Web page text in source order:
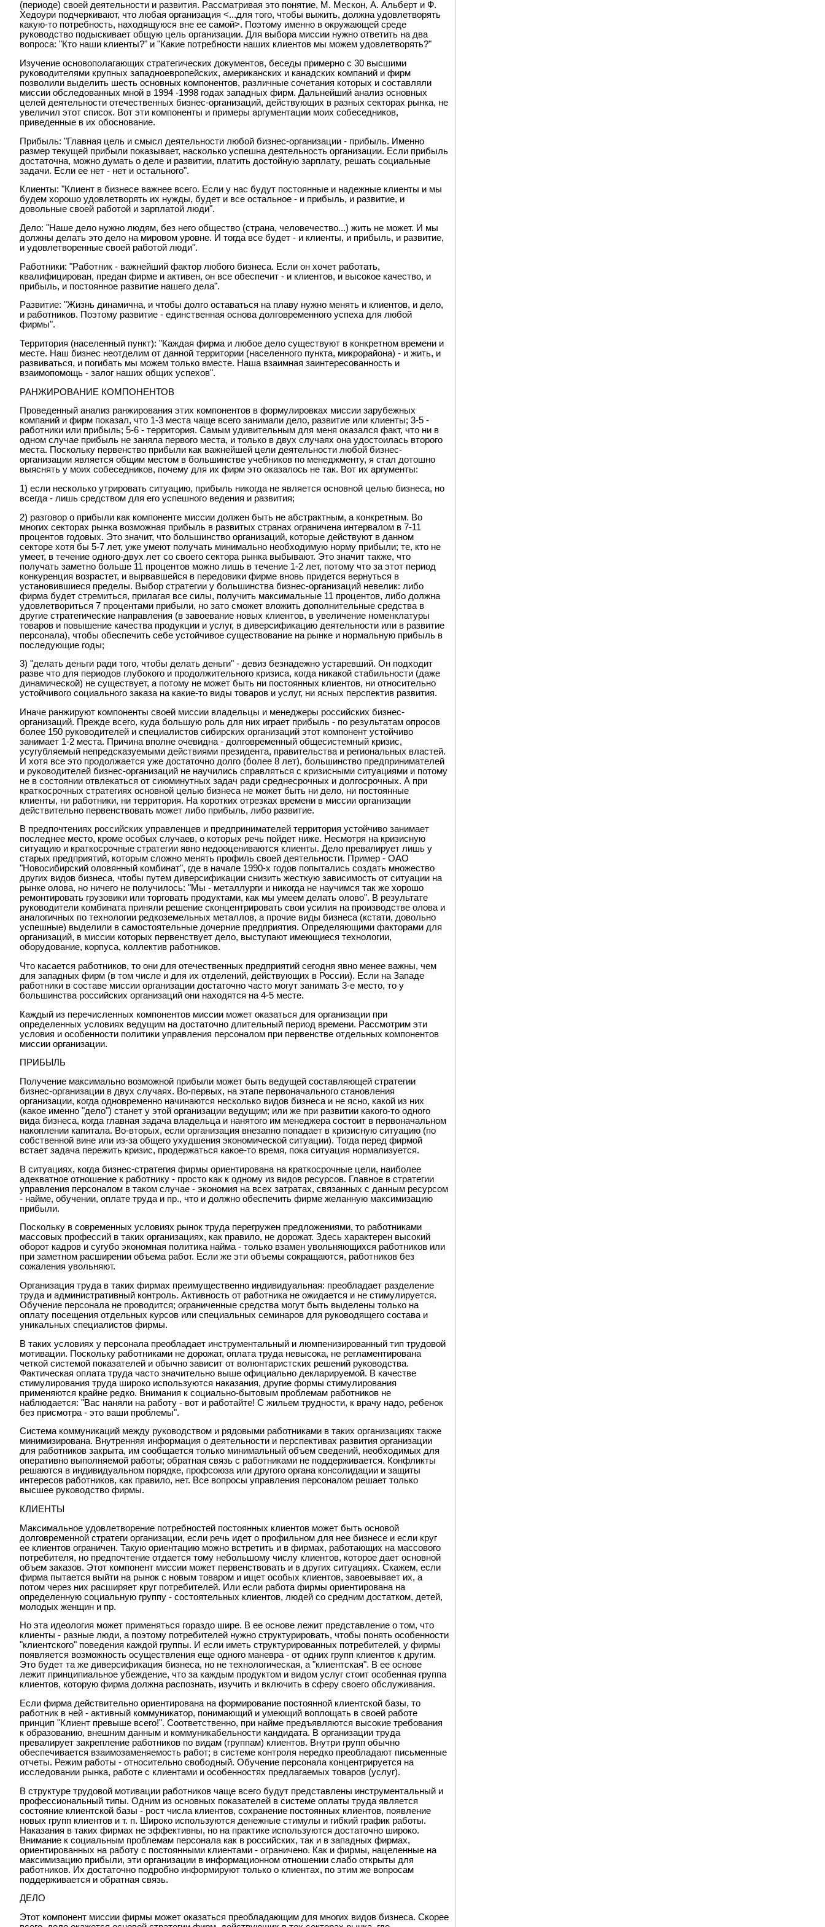
(периоде) своей деятельности и развития. Рассматривая это понятие, М. Мескон, А. Альберт и Ф.
Хедоури подчеркивают, что любая организация <...для того, чтобы выжить, должна удовлетворять
какую-то потребность, находящуюся вне ее самой>. Поэтому именно в окружающей среде
руководство подыскивает общую цель организации. Для выбора миссии нужно ответить на два
вопроса: "Кто наши клиенты?" и "Какие потребности наших клиентов мы можем удовлетворять?"
Изучение основополагающих стратегических документов, беседы примерно с 30 высшими
руководителями крупных западноевропейских, американских и канадских компаний и фирм
позволили выделить шесть основных компонентов, различные сочетания которых и составляли
миссии обследованных мной в 1994 -1998 годах западных фирм. Дальнейший анализ основных
целей деятельности отечественных бизнес-организаций, действующих в разных секторах рынка, не
увеличил этот список. Вот эти компоненты и примеры аргументации моих собеседников,
приведенные в их обоснование.
Прибыль: "Главная цель и смысл деятельности любой бизнес-организации - прибыль. Именно
размер текущей прибыли показывает, насколько успешна деятельность организации. Если прибыль
достаточна, можно думать о деле и развитии, платить достойную зарплату, решать социальные
задачи. Если ее нет - нет и остального".
Клиенты: "Клиент в бизнесе важнее всего. Если у нас будут постоянные и надежные клиенты и мы
будем хорошо удовлетворять их нужды, будет и все остальное - и прибыль, и развитие, и
довольные своей работой и зарплатой люди".
Дело: "Наше дело нужно людям, без него общество (страна, человечество...) жить не может. И мы
должны делать это дело на мировом уровне. И тогда все будет - и клиенты, и прибыль, и развитие,
и удовлетворенные своей работой люди".
Работники: "Работник - важнейший фактор любого бизнеса. Если он хочет работать,
квалифицирован, предан фирме и активен, он все обеспечит - и клиентов, и высокое качество, и
прибыль, и постоянное развитие нашего дела".
Развитие: "Жизнь динамична, и чтобы долго оставаться на плаву нужно менять и клиентов, и дело,
и работников. Поэтому развитие - единственная основа долговременного успеха для любой
фирмы".
Территория (населенный пункт): "Каждая фирма и любое дело существуют в конкретном времени и
месте. Наш бизнес неотделим от данной территории (населенного пункта, микрорайона) - и жить, и
развиваться, и погибать мы можем только вместе. Наша взаимная заинтересованность и
взаимопомощь - залог наших общих успехов".
РАНЖИРОВАНИЕ КОМПОНЕНТОВ
Проведенный анализ ранжирования этих компонентов в формулировках миссии зарубежных
компаний и фирм показал, что 1-3 места чаще всего занимали дело, развитие или клиенты; 3-5 -
работники или прибыль; 5-6 - территория. Самым удивительным для меня оказался факт, что ни в
одном случае прибыль не заняла первого места, и только в двух случаях она удостоилась второго
места. Поскольку первенство прибыли как важнейшей цели деятельности любой бизнес-
организации является общим местом в большинстве учебников по менеджменту, я стал дотошно
выяснять у моих собеседников, почему для их фирм это оказалось не так. Вот их аргументы:
1) если несколько утрировать ситуацию, прибыль никогда не является основной целью бизнеса, но
всегда - лишь средством для его успешного ведения и развития;
2) разговор о прибыли как компоненте миссии должен быть не абстрактным, а конкретным. Во
многих секторах рынка возможная прибыль в развитых странах ограничена интервалом в 7-11
процентов годовых. Это значит, что большинство организаций, которые действуют в данном
секторе хотя бы 5-7 лет, уже умеют получать минимально необходимую норму прибыли; те, кто не
умеет, в течение одного-двух лет со своего сектора рынка выбывают. Это значит также, что
получать заметно больше 11 процентов можно лишь в течение 1-2 лет, потому что за этот период
конкуренция возрастет, и вырвавшейся в передовики фирме вновь придется вернуться в
установившиеся пределы. Выбор стратегии у большинства бизнес-организаций невелик: либо
фирма будет стремиться, прилагая все силы, получить максимальные 11 процентов, либо должна
удовлетвориться 7 процентами прибыли, но зато сможет вложить дополнительные средства в
другие стратегические направления (в завоевание новых клиентов, в увеличение номенклатуры
товаров и повышение качества продукции и услуг, в диверсификацию деятельности или в развитие
персонала), чтобы обеспечить себе устойчивое существование на рынке и нормальную прибыль в
последующие годы;
3) "делать деньги ради того, чтобы делать деньги" - девиз безнадежно устаревший. Он подходит
разве что для периодов глубокого и продолжительного кризиса, когда никакой стабильности (даже
динамической) не существует, а потому не может быть ни постоянных клиентов, ни относительно
устойчивого социального заказа на какие-то виды товаров и услуг, ни ясных перспектив развития.
Иначе ранжируют компоненты своей миссии владельцы и менеджеры российских бизнес-
организаций. Прежде всего, куда большую роль для них играет прибыль - по результатам опросов
более 150 руководителей и специалистов сибирских организаций этот компонент устойчиво
занимает 1-2 места. Причина вполне очевидна - долговременный общесистемный кризис,
усугубляемый непредсказуемыми действиями президента, правительства и региональных властей.
И хотя все это продолжается уже достаточно долго (более 8 лет), большинство предпринимателей
и руководителей бизнес-организаций не научились справляться с кризисными ситуациями и потому
не в состоянии отвлекаться от сиюминутных задач ради среднесрочных и долгосрочных. А при
краткосрочных стратегиях основной целью бизнеса не может быть ни дело, ни постоянные
клиенты, ни работники, ни территория. На коротких отрезках времени в миссии организации
действительно первенствовать может либо прибыль, либо развитие.
В предпочтениях российских управленцев и предпринимателей территория устойчиво занимает
последнее место, кроме особых случаев, о которых речь пойдет ниже. Несмотря на кризисную
ситуацию и краткосрочные стратегии явно недооцениваются клиенты. Дело превалирует лишь у
старых предприятий, которым сложно менять профиль своей деятельности. Пример - ОАО
"Новосибирский оловянный комбинат", где в начале 1990-х годов попытались создать множество
других видов бизнеса, чтобы путем диверсификации снизить жесткую зависимость от ситуации на
рынке олова, но ничего не получилось: "Мы - металлурги и никогда не научимся так же хорошо
ремонтировать грузовики или торговать продуктами, как мы умеем делать олово". В результате
руководители комбината приняли решение сконцентрировать свои усилия на производстве олова и
аналогичных по технологии редкоземельных металлов, а прочие виды бизнеса (кстати, довольно
успешные) выделили в самостоятельные дочерние предприятия. Определяющими факторами для
организаций, в миссии которых первенствует дело, выступают имеющиеся технологии,
оборудование, корпуса, коллектив работников.
Что касается работников, то они для отечественных предприятий сегодня явно менее важны, чем
для западных фирм (в том числе и для их отделений, действующих в России). Если на Западе
работники в составе миссии организации достаточно часто могут занимать 3-е место, то у
большинства российских организаций они находятся на 4-5 месте.
Каждый из перечисленных компонентов миссии может оказаться для организации при
определенных условиях ведущим на достаточно длительный период времени. Рассмотрим эти
условия и особенности политики управления персоналом при первенстве отдельных компонентов
миссии организации.
ПРИБЫЛЬ
Получение максимально возможной прибыли может быть ведущей составляющей стратегии
бизнес-организации в двух случаях. Во-первых, на этапе первоначального становления
организации, когда одновременно начинаются несколько видов бизнеса и не ясно, какой из них
(какое именно "дело") станет у этой организации ведущим; или же при развитии какого-то одного
вида бизнеса, когда главная задача владельца и нанятого им менеджера состоит в первоначальном
накоплении капитала. Во-вторых, если организация внезапно попадает в кризисную ситуацию (по
собственной вине или из-за общего ухудшения экономической ситуации). Тогда перед фирмой
встает задача пережить кризис, продержаться какое-то время, пока ситуация нормализуется.
В ситуациях, когда бизнес-стратегия фирмы ориентирована на краткосрочные цели, наиболее
адекватное отношение к работнику - просто как к одному из видов ресурсов. Главное в стратегии
управления персоналом в таком случае - экономия на всех затратах, связанных с данным ресурсом
- найме, обучении, оплате труда и пр., что и должно обеспечить фирме желанную максимизацию
прибыли.
Поскольку в современных условиях рынок труда перегружен предложениями, то работниками
массовых профессий в таких организациях, как правило, не дорожат. Здесь характерен высокий
оборот кадров и сугубо экономная политика найма - только взамен увольняющихся работников или
при заметном расширении объема работ. Если же эти объемы сокращаются, работников без
сожаления увольняют.
Организация труда в таких фирмах преимущественно индивидуальная: преобладает разделение
труда и административный контроль. Активность от работника не ожидается и не стимулируется.
Обучение персонала не проводится; ограниченные средства могут быть выделены только на
оплату посещения отдельных курсов или специальных семинаров для руководящего состава и
уникальных специалистов фирмы.
В таких условиях у персонала преобладает инструментальный и люмпенизированный тип трудовой
мотивации. Поскольку работниками не дорожат, оплата труда невысока, не регламентирована
четкой системой показателей и обычно зависит от волюнтаристских решений руководства.
Фактическая оплата труда часто значительно выше официально декларируемой. В качестве
стимулирования труда широко используются наказания, другие формы стимулирования
применяются крайне редко. Внимания к социально-бытовым проблемам работников не
наблюдается: "Вас наняли на работу - вот и работайте! С жильем трудности, к врачу надо, ребенок
без присмотра - это ваши проблемы".
Система коммуникаций между руководством и рядовыми работниками в таких организациях также
минимизирована. Внутренняя информация о деятельности и перспективах развития организации
для работников закрыта, им сообщается только минимальный объем сведений, необходимых для
оперативно выполняемой работы; обратная связь с работниками не поддерживается. Конфликты
решаются в индивидуальном порядке, профсоюза или другого органа консолидации и защиты
интересов работников, как правило, нет. Все вопросы управления персоналом решает только
высшее руководство фирмы.
КЛИЕНТЫ
Максимальное удовлетворение потребностей постоянных клиентов может быть основой
долговременной стратеги организации, если речь идет о профильном для нее бизнесе и если круг
ее клиентов ограничен. Такую ориентацию можно встретить и в фирмах, работающих на массового
потребителя, но предпочтение отдается тому небольшому числу клиентов, которое дает основной
объем заказов. Этот компонент миссии может первенствовать и в других ситуациях. Скажем, если
фирма пытается выйти на рынок с новым товаром и ищет особых клиентов, завоевывает их, а
потом через них расширяет круг потребителей. Или если работа фирмы ориентирована на
определенную социальную группу - состоятельных клиентов, людей со средним достатком, детей,
молодых женщин и пр.
Но эта идеология может применяться гораздо шире. В ее основе лежит представление о том, что
клиенты - разные люди, а поэтому потребителей нужно структурировать, чтобы понять особенности
"клиентского" поведения каждой группы. И если иметь структурированных потребителей, у фирмы
появляется возможность осуществления еще одного маневра - от одних групп клиентов к другим.
Это будет та же диверсификация бизнеса, но не технологическая, а "клиентская". В ее основе
лежит принципиальное убеждение, что за каждым продуктом и видом услуг стоит особенная группа
клиентов, которую фирма должна распознать, изучить и включить в сферу своего обслуживания.
Если фирма действительно ориентирована на формирование постоянной клиентской базы, то
работник в ней - активный коммуникатор, понимающий и умеющий воплощать в своей работе
принцип "Клиент превыше всего!". Соответственно, при найме предъявляются высокие требования
к образованию, внешним данным и коммуникабельности кандидата. В организации труда
превалирует закрепление работников по видам (группам) клиентов. Внутри групп обычно
обеспечивается взаимозаменяемость работ; в системе контроля нередко преобладают письменные
отчеты. Режим работы - относительно свободный. Обучение персонала концентрируется на
исследовании рынка, работе с клиентами и особенностях предлагаемых товаров (услуг).
В структуре трудовой мотивации работников чаще всего будут представлены инструментальный и
профессиональный типы. Одним из основных показателей в системе оплаты труда является
состояние клиентской базы - рост числа клиентов, сохранение постоянных клиентов, появление
новых групп клиентов и т. п. Широко используются денежные стимулы и гибкий график работы.
Наказания в таких фирмах не эффективны, но на практике используются достаточно широко.
Внимание к социальным проблемам персонала как в российских, так и в западных фирмах,
ориентированных на работу с постоянными клиентами - ограничено. Как и фирмы, нацеленные на
максимизацию прибыли, эти организации в информационном отношении слабо открыты для
работников. Их достаточно подробно информируют только о клиентах, по этим же вопросам
поддерживается и обратная связь.
ДЕЛО
Этот компонент миссии фирмы может оказаться преобладающим для многих видов бизнеса. Скорее